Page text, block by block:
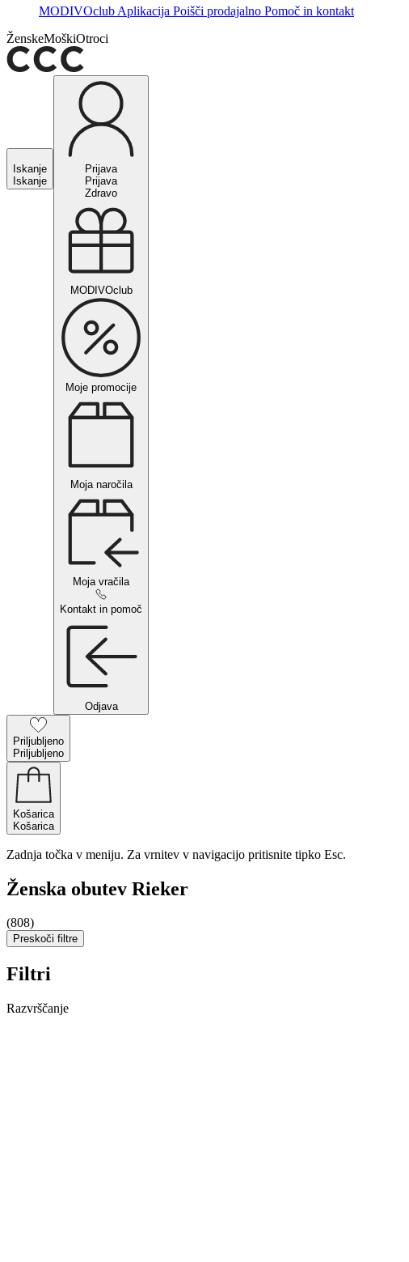
MODIVOclub Aplikacija Poišči prodajalno Pomoč in kontakt
ŽenskeMoškiOtroci
Iskanje
Iskanje
Prijava
Prijava
Zdravo
MODIVOclub
Moje promocije
Moja naročila
Moja vračila
Kontakt in pomoč
Odjava
Priljubljeno
Priljubljeno
Košarica
Košarica
Zadnja točka v meniju. Za vrnitev v navigacijo pritisnite tipko Esc.
Ženska obutev Rieker
(808)
Preskoči filtre
Filtri
Razvrščanje